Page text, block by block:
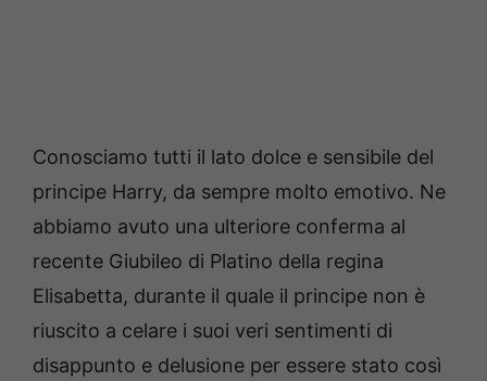
Conosciamo tutti il lato dolce e sensibile del
principe Harry, da sempre molto emotivo. Ne
abbiamo avuto una ulteriore conferma al
recente Giubileo di Platino della regina
Elisabetta, durante il quale il principe non è
riuscito a celare i suoi veri sentimenti di
disappunto e delusione per essere stato così